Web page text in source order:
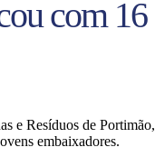
com 16
e Resíduos de Portimão,
embaixadores.